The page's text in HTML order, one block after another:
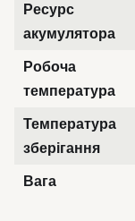
Ресурс
акумулятора
Робоча
температура
Температура
зберігання
Вага